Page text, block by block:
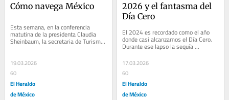
Cómo navega México
Esta semana, en la conferencia
matutina de la presidenta Claudia
Sheinbaum, la secretaria de Turismo,
Josefina Rodríguez Zamora, informó
19.03.2026
60
El Heraldo
de México
2026 y el fantasma del
Día Cero
El 2024 es recordado como el año
donde casi alcanzamos el Día Cero.
Durante ese lapso la sequía
excepcional alcanzó a 596
municipios, el noroeste...
17.03.2026
60
El Heraldo
de México